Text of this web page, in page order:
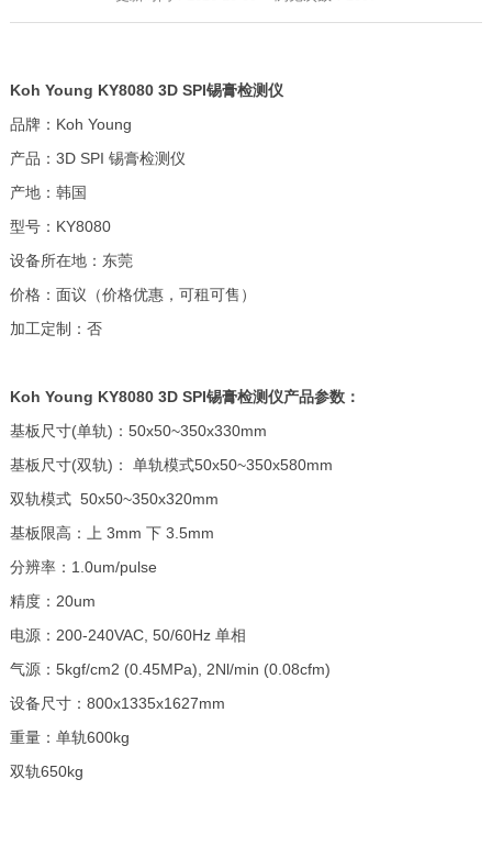
Koh Young KY8080 3D SPI锡膏检测仪
品牌：Koh Young
产品：3D SPI 锡膏检测仪
产地：韩国
型号：KY8080
设备所在地：东莞
价格：面议（价格优惠，可租可售）
加工定制：否
Koh Young KY8080 3D SPI锡膏检测仪产品参数：
基板尺寸(单轨)：50x50~350x330mm
基板尺寸(双轨)： 单轨模式50x50~350x580mm
双轨模式 50x50~350x320mm
基板限高：上 3mm 下 3.5mm
分辨率：1.0um/pulse
精度：20um
电源：200-240VAC, 50/60Hz 单相
气源：5kgf/cm2 (0.45MPa), 2Nl/min (0.08cfm)
设备尺寸：800x1335x1627mm
重量：单轨600kg
双轨650kg